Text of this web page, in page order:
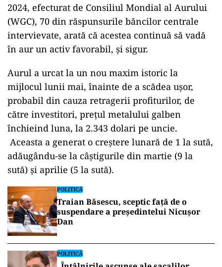
2024, efecturat de Consiliul Mondial al Aurului
(WGC), 70 din răspunsurile băncilor centrale
intervievate, arată că acestea continuă să vadă
în aur un activ favorabil, și sigur.
Aurul a urcat la un nou maxim istoric la
mijlocul lunii mai, înainte de a scădea ușor,
probabil din cauza retragerii profiturilor, de
către investitori, prețul metalului galben
închieind luna, la 2.343 dolari pe uncie.
Aceasta a generat o creștere lunară de 1 la sută,
adăugându-se la câștigurile din martie (9 la
sută) și aprilie (5 la sută).
POLITICĂ
Traian Băsescu, sceptic față de o
suspendare a președintelui Nicușor
Dan
POLITICĂ